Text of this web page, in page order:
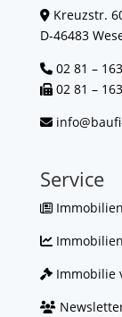
Kreuzstr.
D-46483
02 81 –
02 81 –
Service
Immobilie